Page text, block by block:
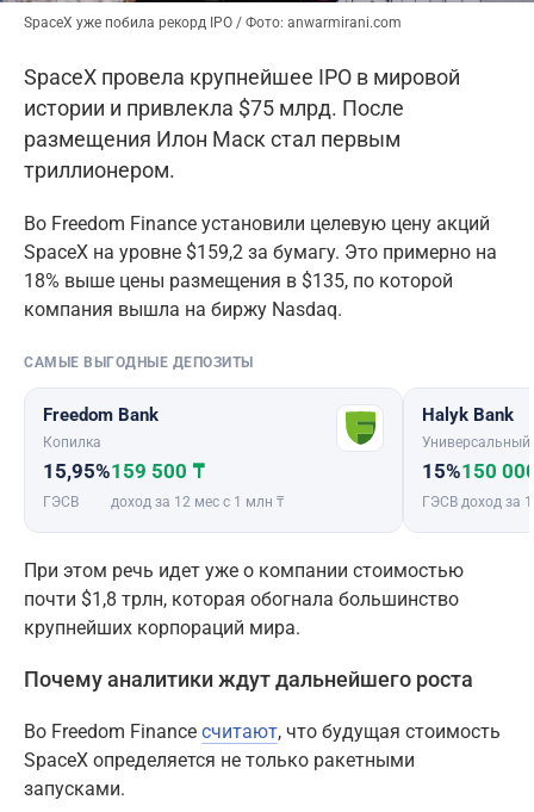
SpaceX уже побила рекорд IPO / Фото: anwarmirani.com
SpaceX провела крупнейшее IPO в мировой
истории и привлекла $75 млрд. После
размещения Илон Маск стал первым
триллионером.
Во Freedom Finance установили целевую цену акций
SpaceX на уровне $159,2 за бумагу. Это примерно на
18% выше цены размещения в $135, по которой
компания вышла на биржу Nasdaq.
САМЫЕ ВЫГОДНЫЕ ДЕПОЗИТЫ
Freedom Bank
Копилка
15,95%
ГЭСВ
159 500 ₸
доход за 12 мес с 1 млн ₸
Halyk Bank
Универсальный
15%
ГЭСВ
150
доход за
При этом речь идет уже о компании стоимостью
почти $1,8 трлн, которая обогнала большинство
крупнейших корпораций мира.
Почему аналитики ждут дальнейшего роста
Во Freedom Finance считают, что будущая стоимость
SpaceX определяется не только ракетными
запусками.